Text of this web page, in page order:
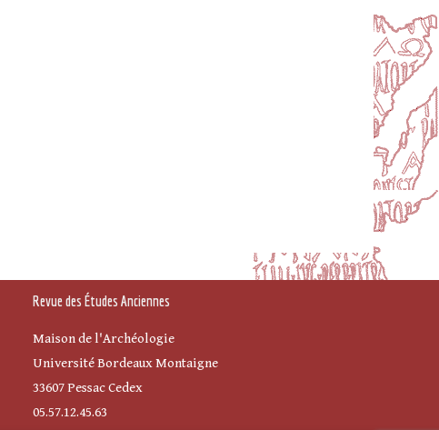
Revue des Études Anciennes
Maison de l'Archéologie
Université Bordeaux Montaigne
33607 Pessac Cedex
05.57.12.45.63